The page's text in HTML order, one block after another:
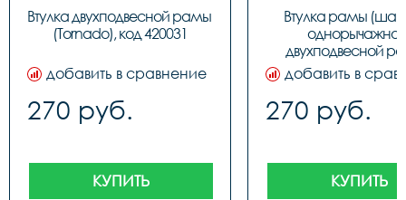
Втулка двухподвесной рамы
(Tornado), код 420031
добавить в сравнение
270 руб.
КУПИТЬ
Втулка рамы
однорычажной
двухподвесной
LU048286, код
добавить в
270 руб.
КУПИТЬ